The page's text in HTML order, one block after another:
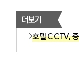
더보기
호텔 CCTV,